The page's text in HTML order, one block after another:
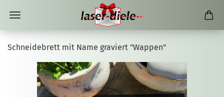
Schneidebrett mit Name graviert "Wappen"